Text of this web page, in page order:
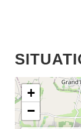
+
−